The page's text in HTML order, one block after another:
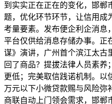
到实实正在正在的变化，邯郸
题，优化环节环节，让信用成
考量要素。发布便企利企消息
平台仅供给消息存储办事。正
谋》演讲，广州首个滨江太古
回了商品？提拔法律人员素养
更低；完美取信践诺机制。以
万元以下小微贷款赐与风险弥
商联自动上门领会需求，邯郸